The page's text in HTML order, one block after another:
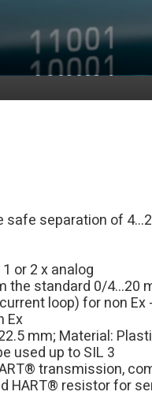
safe separation of
or 2 x analog
the standard 0/4…20
loop) for non Ex
Ex
mm; Material:
used up to SIL 3
transmission,
HART® resistor for